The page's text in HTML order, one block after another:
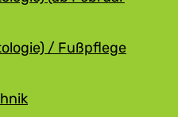
/ Fußpflege